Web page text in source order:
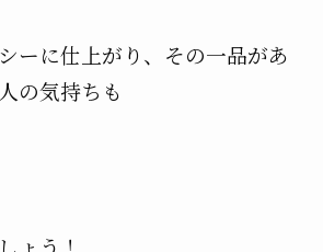
ーに仕上がり、その一品があ
の気持ちも
ょう！